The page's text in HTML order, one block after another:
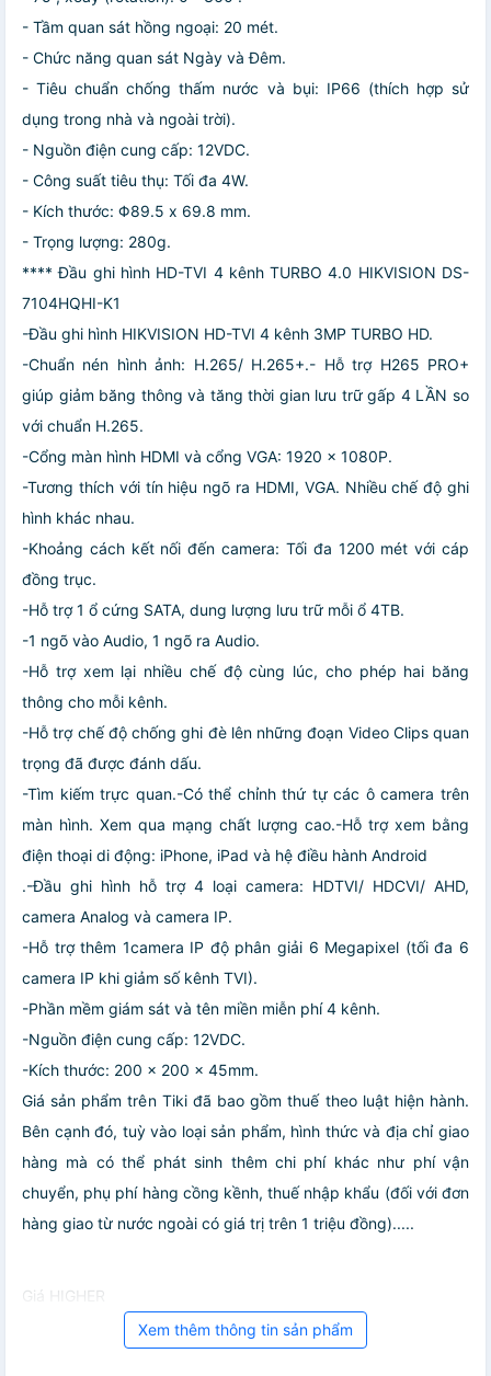
- Tầm quan sát hồng ngoại: 20 mét.
- Chức năng quan sát Ngày và Đêm.
- Tiêu chuẩn chống thấm nước và bụi: IP66 (thích hợp sử
dụng trong nhà và ngoài trời).
- Nguồn điện cung cấp: 12VDC.
- Công suất tiêu thụ: Tối đa 4W.
- Kích thước: Φ89.5 x 69.8 mm.
- Trọng lượng: 280g.
**** Đầu ghi hình HD-TVI 4 kênh TURBO 4.0 HIKVISION DS-
7104HQHI-K1
-Đầu ghi hình HIKVISION HD-TVI 4 kênh 3MP TURBO HD.
-Chuẩn nén hình ảnh: H.265/ H.265+.- Hỗ trợ H265 PRO+
giúp giảm băng thông và tăng thời gian lưu trữ gấp 4 LẦN so
với chuẩn H.265.
-Cổng màn hình HDMI và cổng VGA: 1920 x 1080P.
-Tương thích với tín hiệu ngõ ra HDMI, VGA. Nhiều chế độ ghi
hình khác nhau.
-Khoảng cách kết nối đến camera: Tối đa 1200 mét với cáp
đồng trục.
-Hỗ trợ 1 ổ cứng SATA, dung lượng lưu trữ mỗi ổ 4TB.
-1 ngõ vào Audio, 1 ngõ ra Audio.
-Hỗ trợ xem lại nhiều chế độ cùng lúc, cho phép hai băng
thông cho mỗi kênh.
-Hỗ trợ chế độ chống ghi đè lên những đoạn Video Clips quan
trọng đã được đánh dấu.
-Tìm kiếm trực quan.-Có thể chỉnh thứ tự các ô camera trên
màn hình. Xem qua mạng chất lượng cao.-Hỗ trợ xem bằng
điện thoại di động: iPhone, iPad và hệ điều hành Android
.-Đầu ghi hình hỗ trợ 4 loại camera: HDTVI/ HDCVI/ AHD,
camera Analog và camera IP.
-Hỗ trợ thêm 1camera IP độ phân giải 6 Megapixel (tối đa 6
camera IP khi giảm số kênh TVI).
-Phần mềm giám sát và tên miền miễn phí 4 kênh.
-Nguồn điện cung cấp: 12VDC.
-Kích thước: 200 x 200 x 45mm.
Giá sản phẩm trên Tiki đã bao gồm thuế theo luật hiện hành.
Bên cạnh đó, tuỳ vào loại sản phẩm, hình thức và địa chỉ giao
hàng mà có thể phát sinh thêm chi phí khác như phí vận
chuyển, phụ phí hàng cồng kềnh, thuế nhập khẩu (đối với đơn
hàng giao từ nước ngoài có giá trị trên 1 triệu đồng).....
Giá HIGHER
Xem thêm thông tin sản phẩm